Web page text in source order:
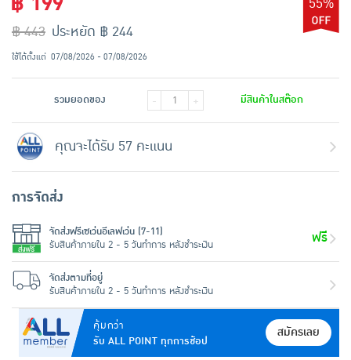
คุ้มกว่า
รับ ALL POINT ทุกการช้อป
สมัครเลย
฿ 443 ประหยัด ฿ 244
ใช้ได้ตั้งแต่ 07/08/2026 - 07/08/2026
รวมยอดของ - + มีสินค้าในสต๊อก
คุณจะได้รับ 57 คะแนน
การจัดส่ง
จัดส่งฟรีเซเว่นอีเลฟเว่น (7-11)
รับสินค้าภายใน 2 - 5 วันทำการ หลังชำระเงิน
ฟรี
จัดส่งตามที่อยู่
รับสินค้าภายใน 2 - 5 วันทำการ หลังชำระเงิน